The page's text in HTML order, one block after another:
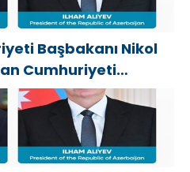
Başbakanı Nikol
Cumhuriyeti
Aliyev’i aradı